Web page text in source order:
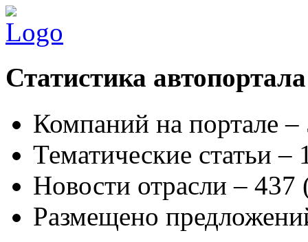
Статистика автопортала
Компаний на портале
Тематические статьи –
Новости отрасли – 437
Размещено